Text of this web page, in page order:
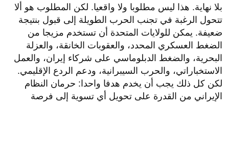
بلا نهاية. هذا ليس مطلوبا ولا واقعيا. لكن المطلوب هو ألا
تتحول الرغبة في تجنب الحرب الطويلة إلى قبول بنتيجة
ضعيفة. يمكن للولايات المتحدة أن تستخدم مزيجا من
الضغط العسكري المحدد، والعقوبات الخانقة، والعزلة
البحرية، والضغط الدبلوماسي على شركاء إيران، والعمل
الاستخباراتي، والحرب السيبرانية، ودعم الردع الإقليمي.
لكن كل ذلك يجب أن يخدم هدفا واحدا: حرمان النظام
الإيراني من القدرة على تحويل أي تسوية إلى فرصة